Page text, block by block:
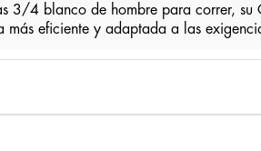
3/4 blanco de hombre para correr,
más eficiente y adaptada a las